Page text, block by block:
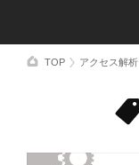
TOP アクセス解